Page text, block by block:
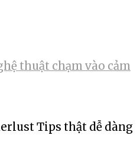
thuật chạm vào cảm
Tips thật dễ dàng